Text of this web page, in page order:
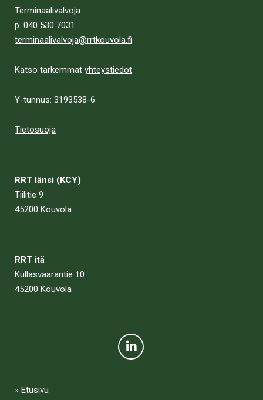
Terminaalivalvoja
p. 040 530 7031
terminaalivalvoja@rrtkouvola.fi
Katso tarkemmat yhteystiedot
Y-tunnus: 3193538-6
Tietosuoja
RRT länsi (KCY)
Tiilitie 9
45200 Kouvola
RRT itä
Kullasvaarantie 10
45200 Kouvola
Etusivu